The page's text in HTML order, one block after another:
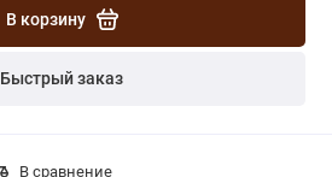
В корзину
Быстрый заказ
В сравнение